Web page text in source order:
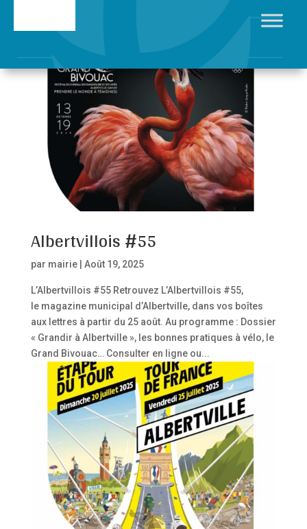
Albertvillois #55
par mairie| Août 19, 2025
L’Albertvillois #55 Retrouvez L’Albertvillois #55,
le magazine municipal d’Albertville, dans vos boîtes
aux lettres à partir du 25 août. Au programme : Dossier
« Grandir à Albertville », les bonnes pratiques à vélo, le
Grand Bivouac… Consulter en ligne ou...